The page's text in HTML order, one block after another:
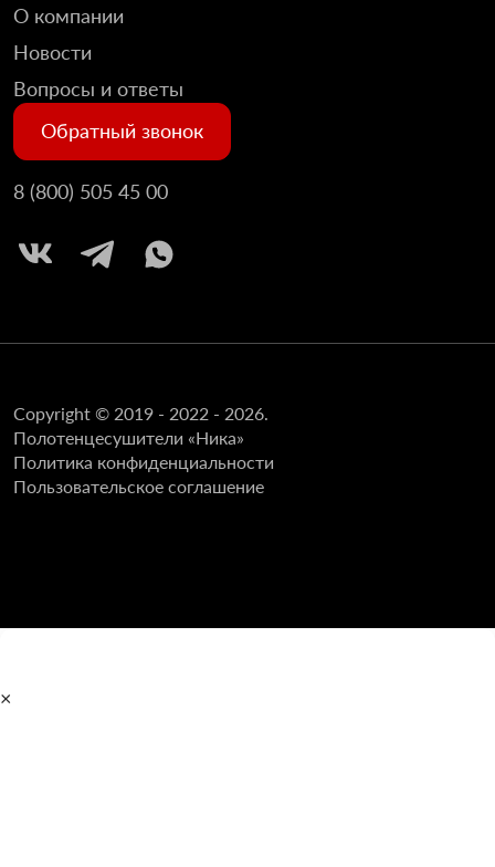
О компании
Новости
Вопросы и ответы
Обратный звонок
8 (800) 505 45 00
Copyright © 2019 - 2022 - 2026.
Полотенцесушители «Ника»
Политика конфиденциальности
Пользовательское соглашение
×